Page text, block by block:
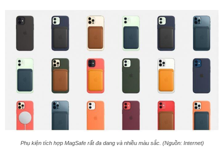
Phụ kiện tích hợp MagSafe rất đa dang và nhiều màu sắc. (Nguồn: Internet)